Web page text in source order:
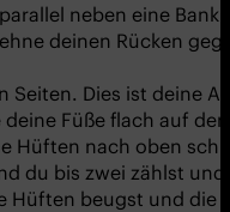
neben eine Bank.
deinen Rücken
Seiten. Dies ist deine
deine Füße flach auf
Hüften nach oben
du bis zwei zählst
Hüften beugst und die